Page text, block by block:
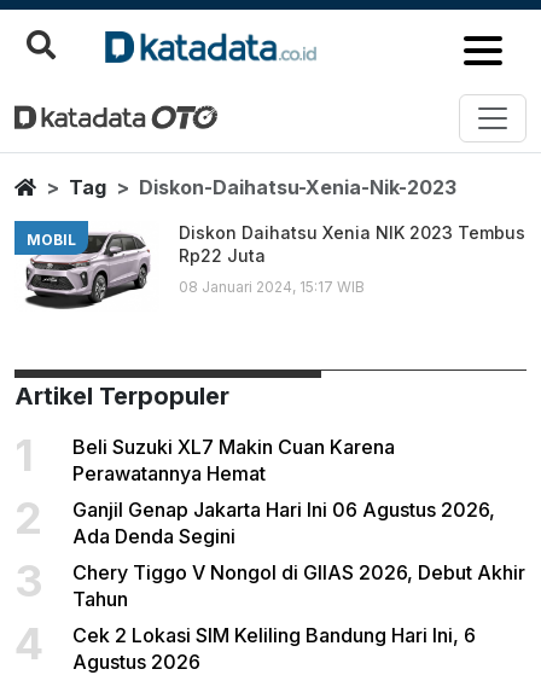
Diskon Daihatsu Xenia Nik
Berita Terbaru
HomeTag Diskon-Daihatsu-Xenia-Nik-2023
MOBIL
Diskon Daihatsu Xenia NIK 2023 Tembus
Rp22 Juta
08 Januari 2024, 15:17 WIB
Artikel Terpopuler
1
Beli Suzuki XL7 Makin Cuan Karena
Perawatannya Hemat
2
Ganjil Genap Jakarta Hari Ini 06 Agustus 2026,
Ada Denda Segini
3
Chery Tiggo V Nongol di GIIAS 2026, Debut Akhir
Tahun
4
Cek 2 Lokasi SIM Keliling Bandung Hari Ini, 6
Agustus 2026